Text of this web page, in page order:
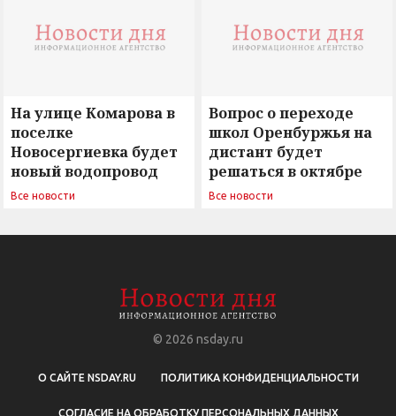
На улице Комарова в
поселке
Новосергиевка будет
новый водопровод
Все новости
Вопрос о переходе
школ Оренбуржья на
дистант будет
решаться в октябре
Все новости
© 2026 nsday.ru
О САЙТЕ NSDAY.RU ПОЛИТИКА КОНФИДЕНЦИАЛЬНОСТИ
СОГЛАСИЕ НА ОБРАБОТКУ ПЕРСОНАЛЬНЫХ ДАННЫХ